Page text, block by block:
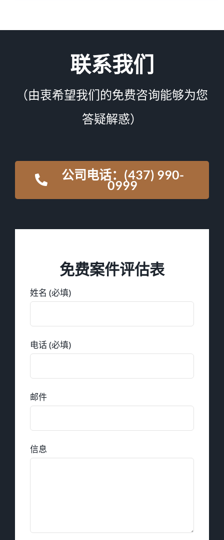
联系我们
（由衷希望我们的免费咨询能够为您
答疑解惑）
公司电话：(437) 990-
0999
免费案件评估表
姓名 (必填)
电话 (必填)
邮件
信息